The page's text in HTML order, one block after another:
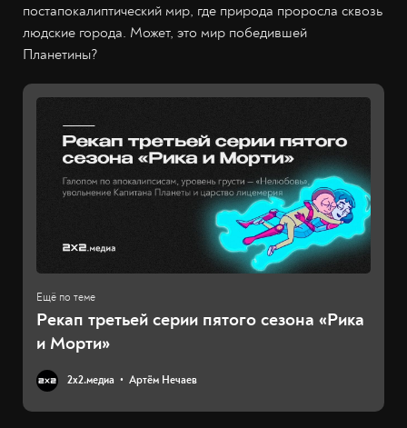
постапокалиптический мир, где природа проросла сквозь
людские города. Может, это мир победившей
Планетины?
Рекап третьей серии пятого сезона «Рика
и Морти»
2х2.медиа Артём Нечаев